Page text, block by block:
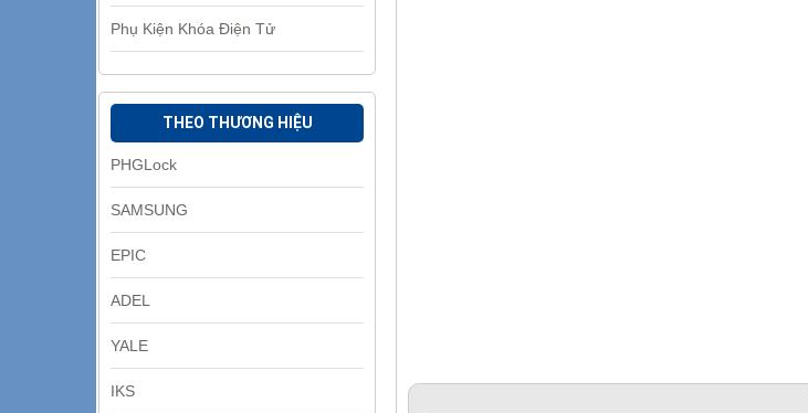
Phụ Kiện Khóa Điện Tử
THEO THƯƠNG HIỆU
PHGLock
SAMSUNG
EPIC
ADEL
YALE
IKS